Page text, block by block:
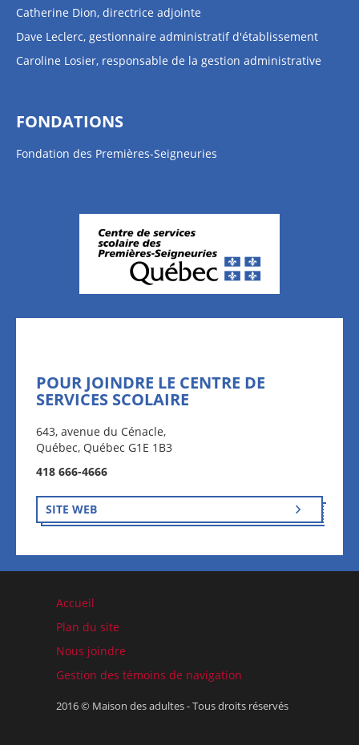
Catherine Dion, directrice adjointe
Dave Leclerc, gestionnaire administratif d'établissement
Caroline Losier, responsable de la gestion administrative
FONDATIONS
Fondation des Premières-Seigneuries
POUR JOINDRE LE CENTRE DE
SERVICES SCOLAIRE
643, avenue du Cénacle,
Québec, Québec G1E 1B3
418 666-4666
SITE WEB
Accueil
Plan du site
Nous joindre
Gestion des témoins de navigation
2016 © Maison des adultes - Tous droits réservés